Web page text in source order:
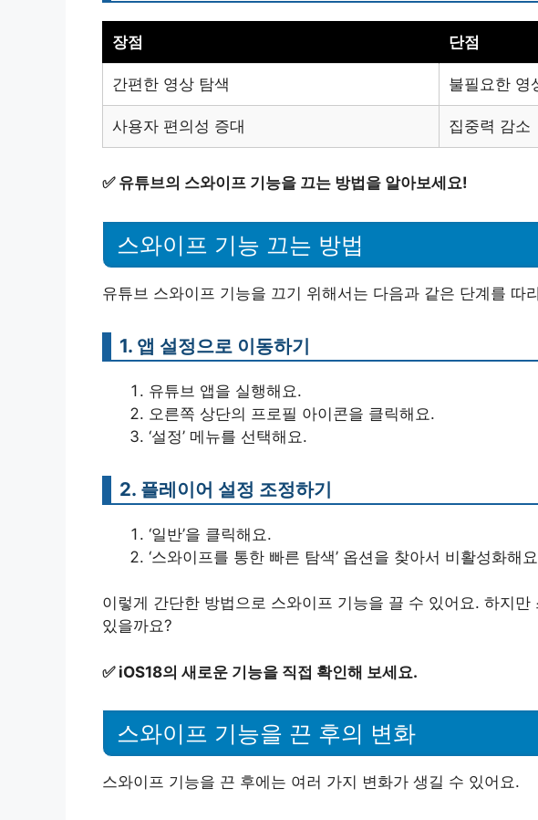
장점 단점
간편한 영상 탐색 불필요한 영
사용자 편의성 증대 집중력 감소
✅ 유튜브의 스와이프 기능을 끄는 방법을 알아보세요!
스와이프 기능 끄는 방법
유튜브 스와이프 기능을 끄기 위해서는 다음과 같은 단계를 따
1. 앱 설정으로 이동하기
유튜브 앱을 실행해요.
오른쪽 상단의 프로필 아이콘을 클릭해요.
‘설정’ 메뉴를 선택해요.
2. 플레이어 설정 조정하기
‘일반’을 클릭해요.
‘스와이프를 통한 빠른 탐색’ 옵션을 찾아서 비활성화해
이렇게 간단한 방법으로 스와이프 기능을 끌 수 있어요. 하지
있을까요?
✅ iOS18의 새로운 기능을 직접 확인해 보세요.
스와이프 기능을 끈 후의 변화
스와이프 기능을 끈 후에는 여러 가지 변화가 생길 수 있어요.